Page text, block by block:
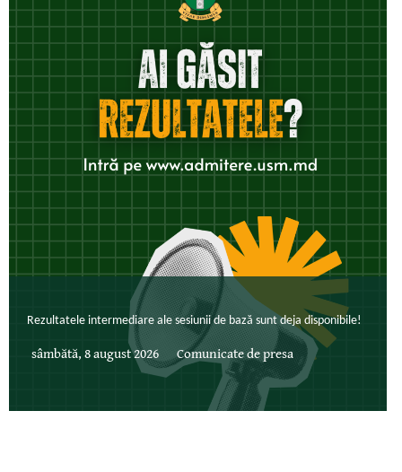
Rezultatele intermediare ale sesiunii de bază sunt deja disponibile!
sâmbătă, 8 august 2026 Comunicate de presa